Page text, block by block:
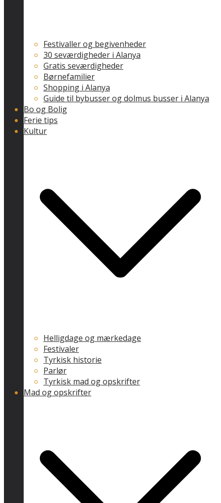
Festivaller og begivenheder
30 seværdigheder i Alanya
Gratis seværdigheder
Børnefamilier
Shopping i Alanya
Guide til bybusser og dolmus busser i Alanya
Bo og Bolig
Ferie tips
Kultur
Helligdage og mærkedage
Festivaler
Tyrkisk historie
Parlør
Tyrkisk mad og opskrifter
Mad og opskrifter